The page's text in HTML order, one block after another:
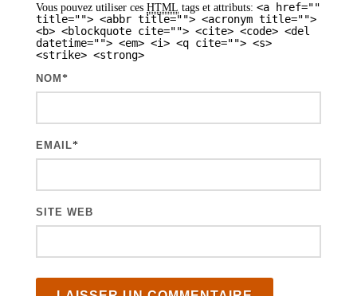
Vous pouvez utiliser ces HTML tags et attributs: <a href=""
title=""> <abbr title=""> <acronym title="">
<b> <blockquote cite=""> <cite> <code> <del
datetime=""> <em> <i> <q cite=""> <s>
<strike> <strong>
NOM *
EMAIL*
SITE WEB